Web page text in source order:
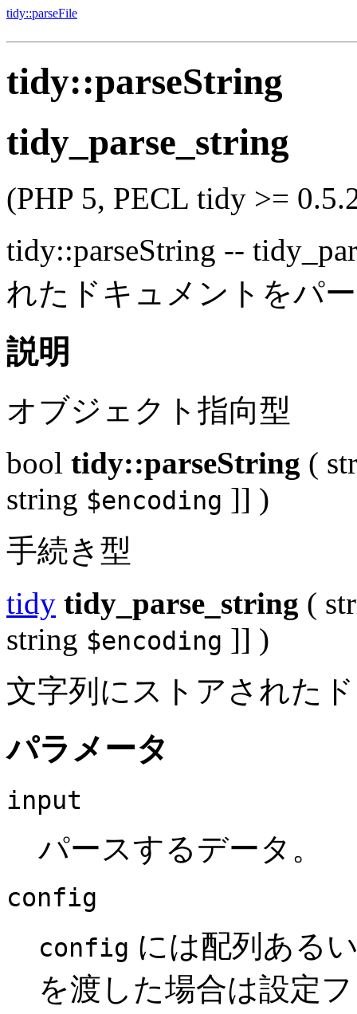
tidy::parseFile
tidy::parseString
tidy_parse_string
(PHP 5, PECL tidy >=
tidy::parseString --
れたドキュメントをパ
説明
オブジェクト指向型
bool tidy::parseString (
string $encoding ]] )
手続き型
tidy tidy_parse_string (
string $encoding ]] )
文字列にストアされた
パラメータ
input
パースするデータ。
config
config には配列ある
を渡した場合は設定